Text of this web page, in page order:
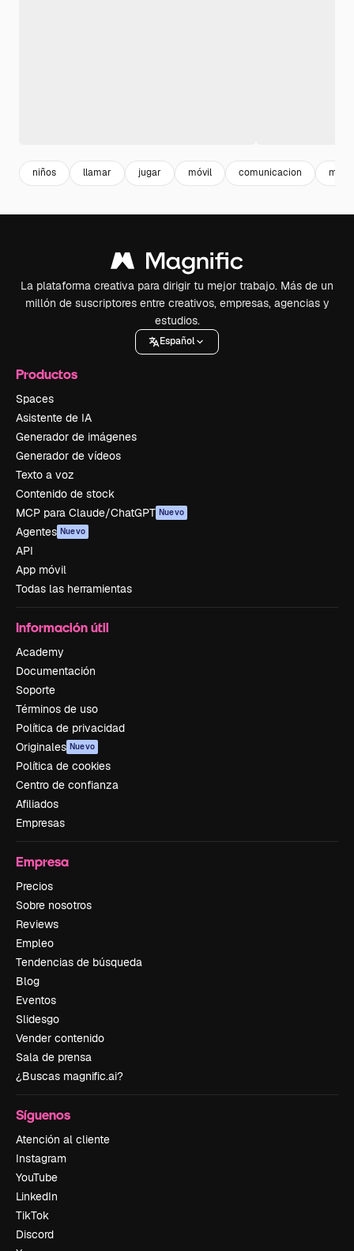
niños llamar jugar móvil comunicacion
La plataforma creativa para dirigir tu mejor trabajo. Más de un
millón de suscriptores entre creativos, empresas, agencias y
estudios.
Español
Productos
Spaces
Asistente de IA
Generador de imágenes
Generador de vídeos
Texto a voz
Contenido de stock
MCP para Claude/ChatGPT Nuevo
Agentes Nuevo
API
App móvil
Todas las herramientas
Información útil
Academy
Documentación
Soporte
Términos de uso
Política de privacidad
Originales Nuevo
Política de cookies
Centro de confianza
Afiliados
Empresas
Empresa
Precios
Sobre nosotros
Reviews
Empleo
Tendencias de búsqueda
Blog
Eventos
Slidesgo
Vender contenido
Sala de prensa
¿Buscas magnific.ai?
Síguenos
Atención al cliente
Instagram
YouTube
LinkedIn
TikTok
Discord